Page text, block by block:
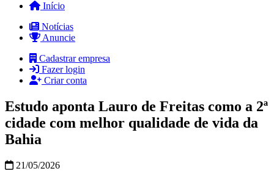
Início
Notícias
Anuncie
Cadastrar empresa
Fazer login
Criar conta
Estudo aponta Lauro de Freitas como a 2ª
cidade com melhor qualidade de vida da
Bahia
21/05/2026